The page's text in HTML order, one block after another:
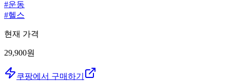
#운동
#헬스
현재 가격
29,900원
쿠팡에서 구매하기